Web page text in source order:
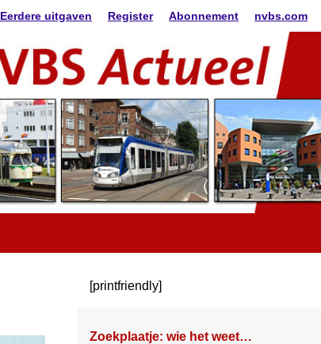
Eerdere uitgaven Register Abonnement nvbs.com
[printfriendly]
Zoekplaatje: wie het weet…